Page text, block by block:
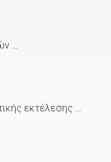
...
εκτέλεσης ...